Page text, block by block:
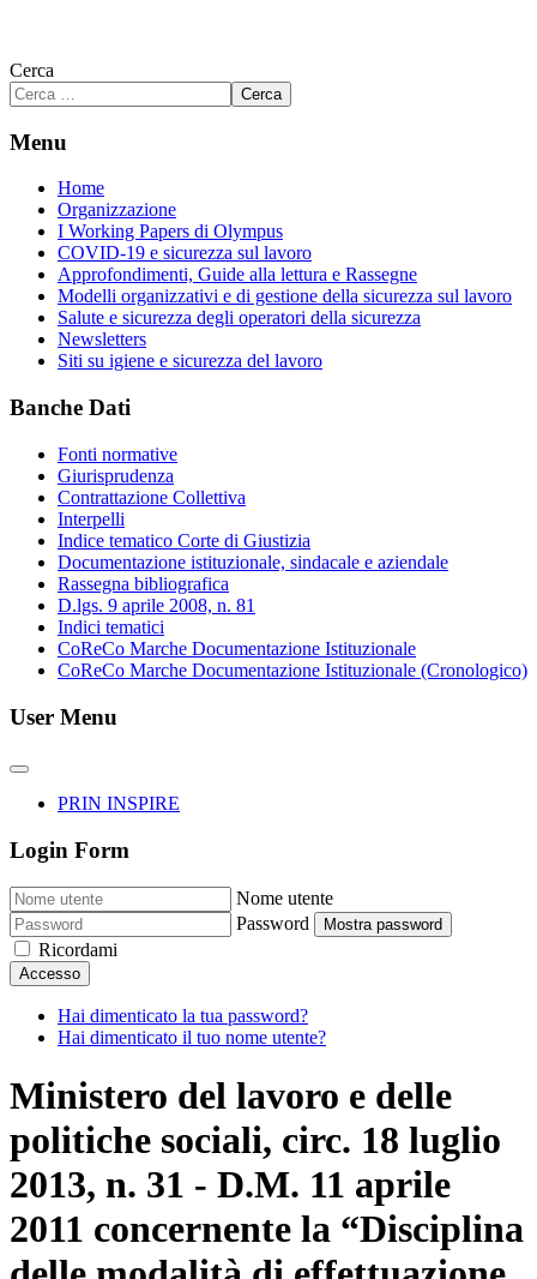
Cerca
Cerca
Menu
Home
Organizzazione
I Working Papers di Olympus
COVID-19 e sicurezza sul lavoro
Approfondimenti, Guide alla lettura e Rassegne
Modelli organizzativi e di gestione della sicurezza sul lavoro
Salute e sicurezza degli operatori della sicurezza
Newsletters
Siti su igiene e sicurezza del lavoro
Banche Dati
Fonti normative
Giurisprudenza
Contrattazione Collettiva
Interpelli
Indice tematico Corte di Giustizia
Documentazione istituzionale, sindacale e aziendale
Rassegna bibliografica
D.lgs. 9 aprile 2008, n. 81
Indici tematici
CoReCo Marche Documentazione Istituzionale
CoReCo Marche Documentazione Istituzionale (Cronologico)
User Menu
PRIN INSPIRE
Login Form
Nome utente
Password
Mostra password
Ricordami
Accesso
Hai dimenticato la tua password?
Hai dimenticato il tuo nome utente?
Ministero del lavoro e delle
politiche sociali, circ. 18 luglio
2013, n. 31 - D.M. 11 aprile
2011 concernente la “Disciplina